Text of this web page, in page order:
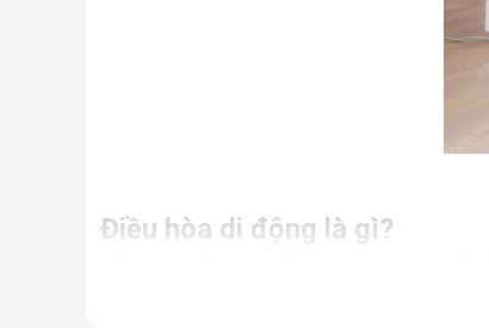
Điều hòa di động là gì?
Điều hòa di động là thiết bị làm mát được cải
Nhưng thực chất, đây là một chiếc điều hòa